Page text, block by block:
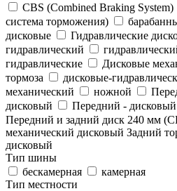
CBS (Combined Braking System)
система торможения)
дисковые
Гидравлические
гидравлический
гидравлические
Дисковые
тормоза
дисковые-
механический
ножной
дисковый
Передний -
Передний и задний диск 240 мм
механический дисковый Задний
дисковый
Тип шины
бескамерная
камерная
Тип местности